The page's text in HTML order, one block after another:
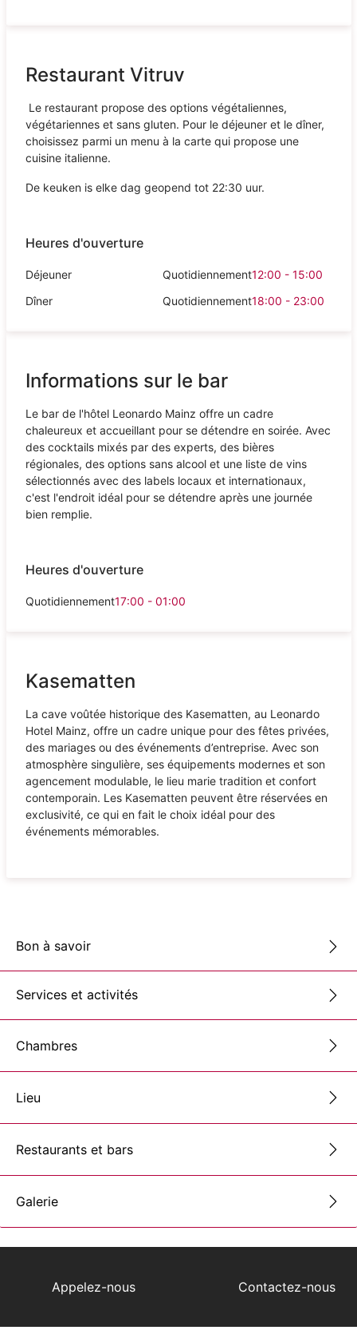
Restaurant Vitruv
Le restaurant propose des options végétaliennes,
végétariennes et sans gluten. Pour le déjeuner et le dîner,
choisissez parmi un menu à la carte qui propose une
cuisine italienne.
De keuken is elke dag geopend tot 22:30 uur.
Heures d'ouverture
Déjeuner Quotidiennement12:00 - 15:00
Dîner
Quotidiennement18:00 - 23:00
Informations sur le bar
Le bar de l'hôtel Leonardo Mainz offre un cadre
chaleureux et accueillant pour se détendre en soirée. Avec
des cocktails mixés par des experts, des bières
régionales, des options sans alcool et une liste de vins
sélectionnés avec des labels locaux et internationaux,
c'est l'endroit idéal pour se détendre après une journée
bien remplie.
Heures d'ouverture
Quotidiennement17:00 - 01:00
Kasematten
La cave voûtée historique des Kasematten, au Leonardo
Hotel Mainz, offre un cadre unique pour des fêtes privées,
des mariages ou des événements d’entreprise. Avec son
atmosphère singulière, ses équipements modernes et son
agencement modulable, le lieu marie tradition et confort
contemporain. Les Kasematten peuvent être réservées en
exclusivité, ce qui en fait le choix idéal pour des
événements mémorables.
Bon à savoir
Services et activités
Chambres
Lieu
Restaurants et bars
Galerie
Appelez-nous Contactez-nous